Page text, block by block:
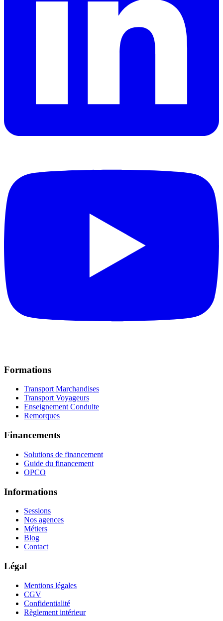
Formations
Transport Marchandises
Transport Voyageurs
Enseignement Conduite
Remorques
Financements
Solutions de financement
Guide du financement
OPCO
Informations
Sessions
Nos agences
Métiers
Blog
Contact
Légal
Mentions légales
CGV
Confidentialité
Règlement intérieur